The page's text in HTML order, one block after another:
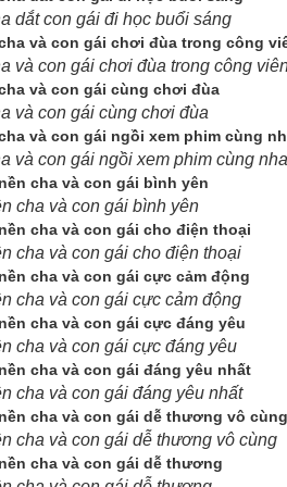
dắt con gái đi học buổi sáng
và con gái chơi đùa trong công
và con gái cùng chơi đùa
và con gái ngồi xem phim cùng
cha và con gái bình yên
cha và con gái cho điện thoại
cha và con gái cực cảm động
cha và con gái cực đáng yêu
cha và con gái đáng yêu nhất
cha và con gái dễ thương vô cùng